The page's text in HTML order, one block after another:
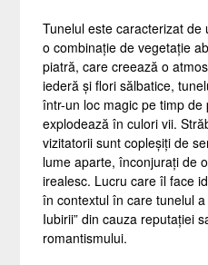
Tunelul este caracterizat
o combinație de vegetație
piatră, care creează o
iederă și flori sălbatice,
într-un loc magic pe timp
explodează în culori vii.
vizitatorii sunt copleșiți de
lume aparte, înconjurați de
irealesc. Lucru care îl face
în contextul în care tunelul
Iubirii” din cauza reputației
romantismului.